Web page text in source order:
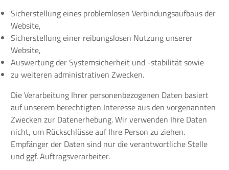
Sicherstellung eines problemlosen Verbindungsaufbaus der
Website,
Sicherstellung einer reibungslosen Nutzung unserer
Website,
Auswertung der Systemsicherheit und -stabilität sowie
zu weiteren administrativen Zwecken.
Die Verarbeitung Ihrer personenbezogenen Daten basiert
auf unserem berechtigten Interesse aus den vorgenannten
Zwecken zur Datenerhebung. Wir verwenden Ihre Daten
nicht, um Rückschlüsse auf Ihre Person zu ziehen.
Empfänger der Daten sind nur die verantwortliche Stelle
und ggf. Auftragsverarbeiter.